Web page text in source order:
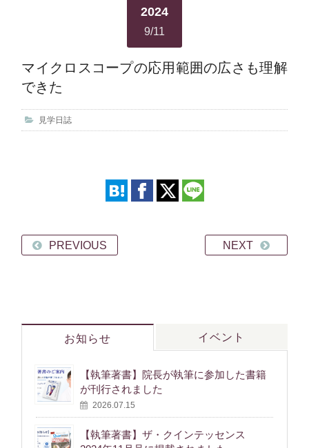
2024
9/11
マイクロスコープの応用範囲の広さも理解
できた
見学日誌
PREVIOUS NEXT
お知らせ イベント
【執筆著書】院長が執筆に参加した書籍
が刊行されました
2026.07.15
【執筆著書】ザ・クインテッセンス